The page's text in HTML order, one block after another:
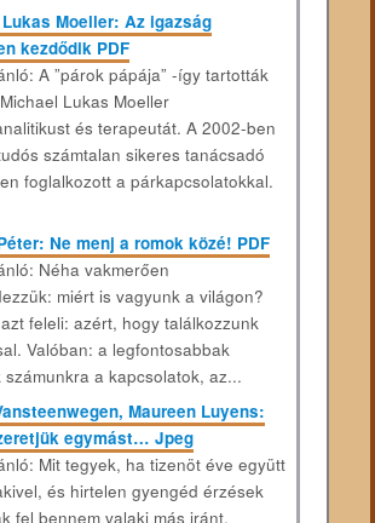
Moeller: Az igazság
kezdődik PDF
A ​​”párok pápája” -így tartották
Lukas Moeller
és terapeutát. A 2002-ben
számtalan sikeres tanácsadó
foglalkozott a párkapcsolatokkal.
Ne menj a romok közé! PDF
Néha vakmerően
miért is vagyunk a világon?
feleli: azért, hogy találkozzunk
Valóban: a legfontosabbak
számunkra a kapcsolatok, az...
Maureen Luyens:
egymást… Jpeg
Mit tegyek, ha tizenöt éve együtt
és hirtelen gyengéd érzések
fel bennem valaki más iránt,